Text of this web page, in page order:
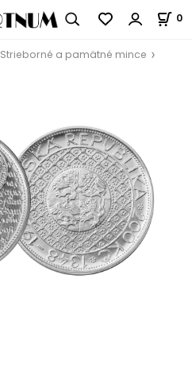
0
Strieborné a pamätné mince